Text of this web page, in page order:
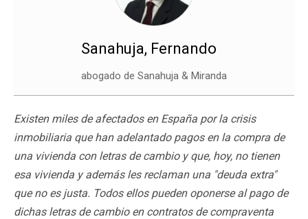
Sanahuja, Fernando
abogado de Sanahuja & Miranda
Existen miles de afectados en España por la crisis
inmobiliaria que han adelantado pagos en la compra de
una vivienda con letras de cambio y que, hoy, no tienen
esa vivienda y además les reclaman una "deuda extra"
que no es justa. Todos ellos pueden oponerse al pago de
dichas letras de cambio en contratos de compraventa